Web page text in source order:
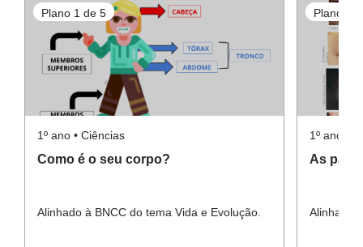
Plano 1 de 5
1º ano • Ciências
Como é o seu corpo?
Alinhado à BNCC do tema Vida e Evolução.
Plano 2
1º ano •
As
Alinhado